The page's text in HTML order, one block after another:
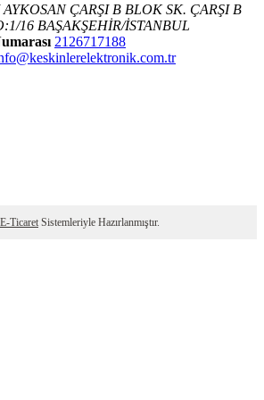
ÇARŞI B BLOK SK. ÇARŞI B
16 BAŞAKŞEHİR/İSTANBUL
2126717188
E-Ticaret Sistemleriyle Hazırlanmıştır.